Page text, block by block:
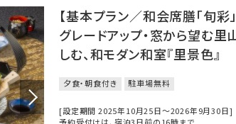
【基本プラン／和会席膳「旬彩
グレードアップ・窓から望む
しむ、和モダン和室『里景色』
夕食・朝食付き 駐車場無料
[設定期間 2025年10月25日～2026年9月30日]
予約受付けは、宿泊3日前の16時まで